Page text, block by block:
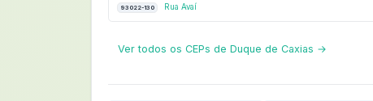
93022-130 Rua Avaí
Ver todos os CEPs de Duque de Caxias →